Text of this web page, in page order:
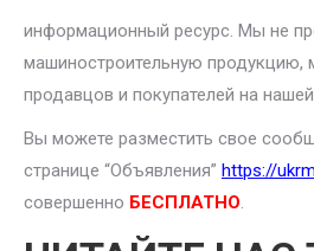
информационный ресурс. Мы не
машиностроительную продукцию,
продавцов и покупателей на
Вы можете разместить свое
странице “Объявления” https://
совершенно БЕСПЛАТНО.